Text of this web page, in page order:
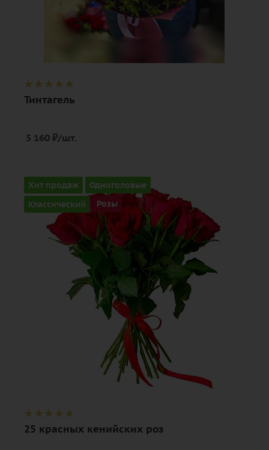
Тинтагель
5 160 ₽/шт.
Хит продаж
Одноголовые
Классический
Розы
Количество
25
алый, бордовый, красный, чайный
25 красных кенийских роз